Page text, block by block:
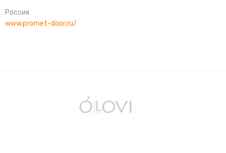
Россия
www.promet-door.ru/